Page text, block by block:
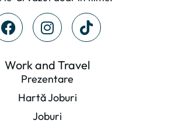
Work and Travel
Prezentare
Hartă Joburi
Joburi